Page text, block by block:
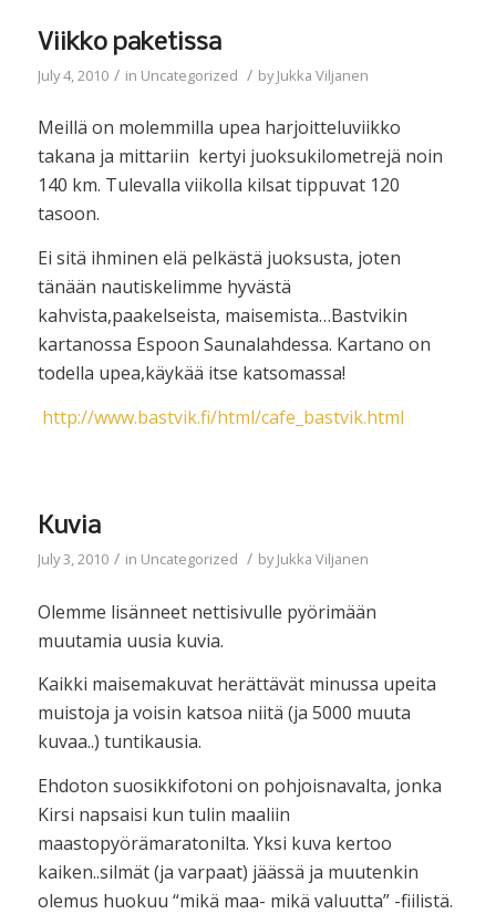
Viikko paketissa
July 4, 2010 / in Uncategorized / byJukka Viljanen
Meillä on molemmilla upea harjoitteluviikko
takana ja mittariin kertyi juoksukilometrejä noin
140 km. Tulevalla viikolla kilsat tippuvat 120
tasoon.
Ei sitä ihminen elä pelkästä juoksusta, joten
tänään nautiskelimme hyvästä
kahvista,paakelseista, maisemista…Bastvikin
kartanossa Espoon Saunalahdessa. Kartano on
todella upea,käykää itse katsomassa!
http://www.bastvik.fi/html/cafe_bastvik.html
Kuvia
July 3, 2010 / in Uncategorized / byJukka Viljanen
Olemme lisänneet nettisivulle pyörimään
muutamia uusia kuvia.
Kaikki maisemakuvat herättävät minussa upeita
muistoja ja voisin katsoa niitä (ja 5000 muuta
kuvaa..) tuntikausia.
Ehdoton suosikkifotoni on pohjoisnavalta, jonka
Kirsi napsaisi kun tulin maaliin
maastopyörämaratonilta. Yksi kuva kertoo
kaiken..silmät (ja varpaat) jäässä ja muutenkin
olemus huokuu “mikä maa- mikä valuutta” -fiilistä.